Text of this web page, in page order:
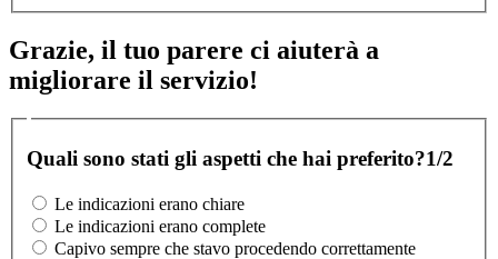
Grazie, il tuo parere ci aiuterà a
migliorare il servizio!
Quali sono stati gli aspetti che hai preferito?1/2
Le indicazioni erano chiare
Le indicazioni erano complete
Capivo sempre che stavo procedendo correttamente